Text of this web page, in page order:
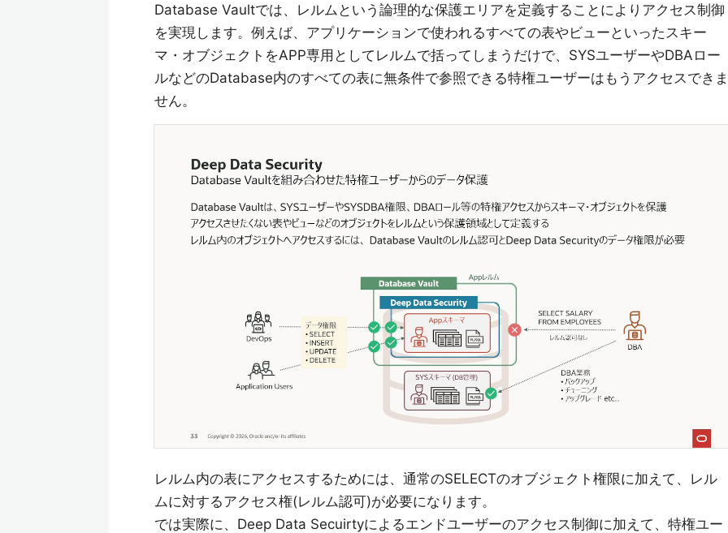
Database Vaultでは、レルムという論理的な保護エリアを定義することによりアクセス制御
を実現します。例えば、アプリケーションで使われるすべての表やビューといったスキー
マ・オブジェクトをAPP専用としてレルムで括ってしまうだけで、SYSユーザーやDBAロー
ルなどのDatabase内のすべての表に無条件で参照できる特権ユーザーはもうアクセスできま
せん。
レルム内の表にアクセスするためには、通常のSELECTのオブジェクト権限に加えて、レル
ムに対するアクセス権(レルム認可)が必要になります。
では実際に、Deep Data Secuirtyによるエンドユーザーのアクセス制御に加えて、特権ユー